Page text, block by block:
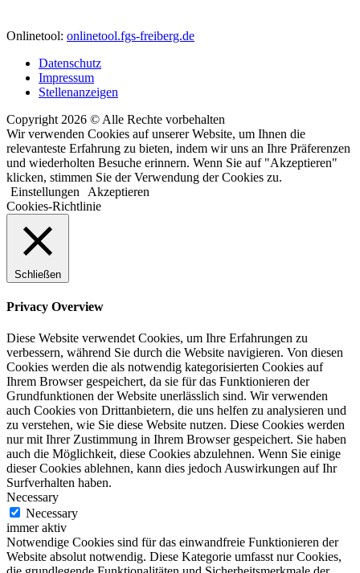
Onlinetool: onlinetool.fgs-freiberg.de
Datenschutz
Impressum
Stellenanzeigen
Copyright 2026 © Alle Rechte vorbehalten
Wir verwenden Cookies auf unserer Website, um Ihnen die
relevanteste Erfahrung zu bieten, indem wir uns an Ihre Präferenzen
und wiederholten Besuche erinnern. Wenn Sie auf "Akzeptieren"
klicken, stimmen Sie der Verwendung der Cookies zu.
Einstellungen
Akzeptieren
Cookies-Richtlinie
Schließen
Privacy Overview
Diese Website verwendet Cookies, um Ihre Erfahrungen zu
verbessern, während Sie durch die Website navigieren. Von diesen
Cookies werden die als notwendig kategorisierten Cookies auf
Ihrem Browser gespeichert, da sie für das Funktionieren der
Grundfunktionen der Website unerlässlich sind. Wir verwenden
auch Cookies von Drittanbietern, die uns helfen zu analysieren und
zu verstehen, wie Sie diese Website nutzen. Diese Cookies werden
nur mit Ihrer Zustimmung in Ihrem Browser gespeichert. Sie haben
auch die Möglichkeit, diese Cookies abzulehnen. Wenn Sie einige
dieser Cookies ablehnen, kann dies jedoch Auswirkungen auf Ihr
Surfverhalten haben.
Necessary
Necessary
immer aktiv
Notwendige Cookies sind für das einwandfreie Funktionieren der
Website absolut notwendig. Diese Kategorie umfasst nur Cookies,